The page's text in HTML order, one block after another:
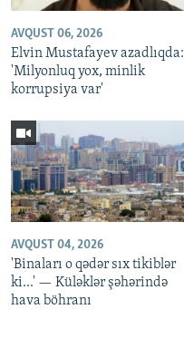
AVQUST 06, 2026
Elvin Mustafayev azadlıqda:
'Milyonluq yox, minlik
korrupsiya var'
AVQUST 04, 2026
'Binaları o qədər sıx tikiblər
ki...' — Küləklər şəhərində
hava böhranı